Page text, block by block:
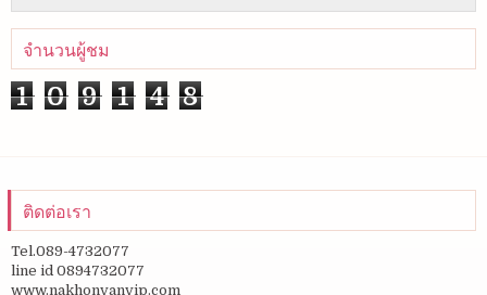
จำนวนผู้ชม
1 0 9 1 4 8
ติดต่อเรา
Tel.089-4732077
line id 0894732077
www.nakhonvanvip.com